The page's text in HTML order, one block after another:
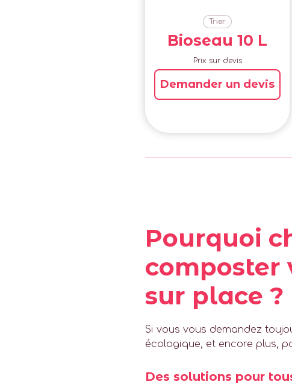
Trier
Bioseau 10 L
Prix sur devis
Demander un devis
Pourquoi
composter
sur place ?
Si vous vous demandez
écologique, et encore plus,
Des solutions pour